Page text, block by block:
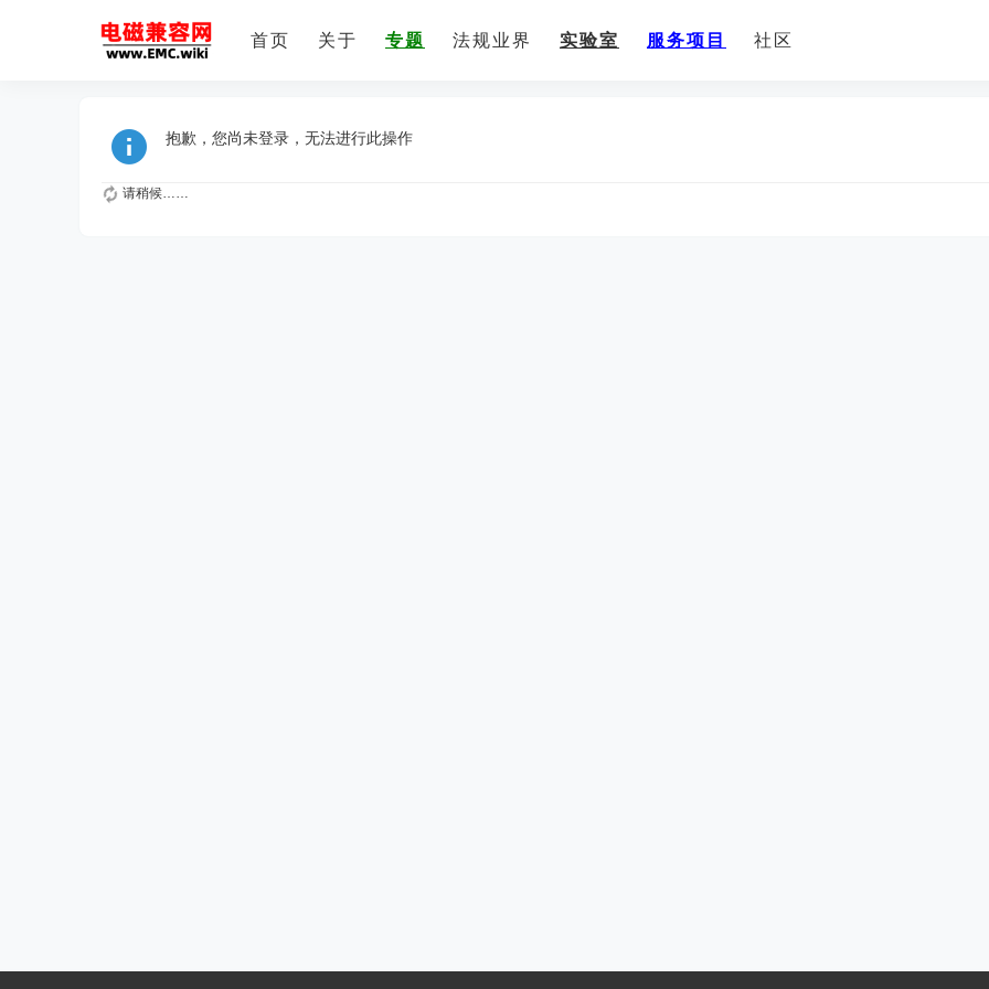
首页 关于 专题 法规业界 实验室 服务项目 社区
抱歉，您尚未登录，无法进行此操作
请稍候……